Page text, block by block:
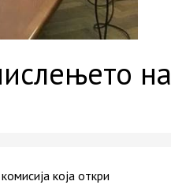
на
која откри